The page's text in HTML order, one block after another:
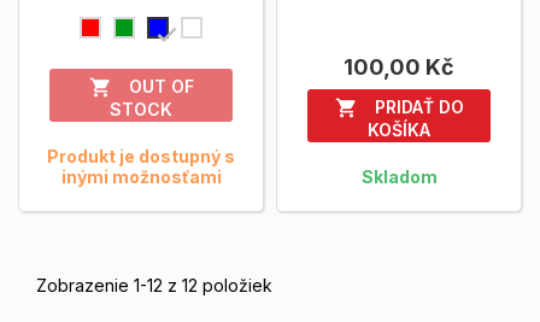

OUT OF
STOCK
Produkt je dostupný s
inými možnosťami
100,00 Kč

PRIDAŤ DO
KOŠÍKA
Skladom
Zobrazenie 1-12 z 12 položiek